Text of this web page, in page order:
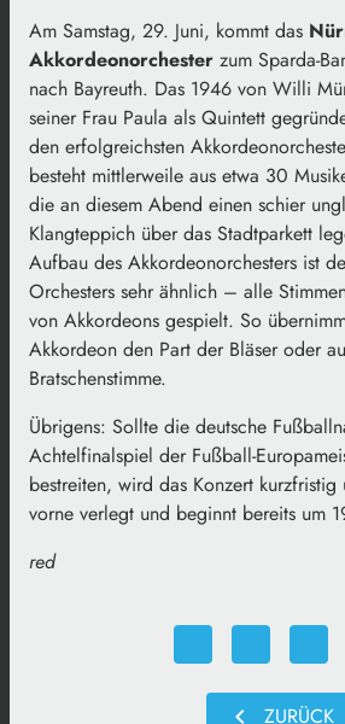
Am Samstag, 29. Juni, kommt das
Akkordeonorchester zum Sparda-
nach Bayreuth. Das 1946 von Willi
seiner Frau Paula als Quintett
den erfolgreichsten
besteht mittlerweile aus etwa 30
die an diesem Abend einen schier
Klangteppich über das Stadtparkett
Aufbau des Akkordeonorchesters ist
Orchesters sehr ähnlich – alle
von Akkordeons gespielt. So
Akkordeon den Part der Bläser oder
Bratschenstimme.
Übrigens: Sollte die deutsche
Achtelfinalspiel der Fußball-
bestreiten, wird das Konzert
vorne verlegt und beginnt bereits um
red
chevron_left ZURÜCK